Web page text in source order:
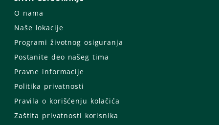
O nama
Naše lokacije
Programi životnog osiguranja
Postanite deo našeg tima
Pravne informacije
Politika privatnosti
Pravila o korišćenju kolačića
Zaštita privatnosti korisnika